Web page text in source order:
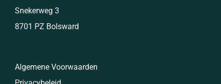
Snekerweg 3
8701 PZ Bolsward
Algemene Voorwaarden